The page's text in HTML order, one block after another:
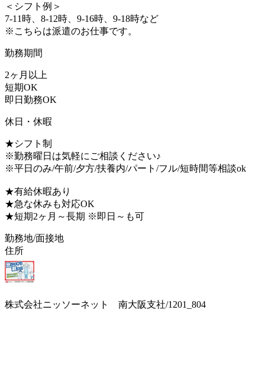
＜シフト例＞
7-11時、8-12時、9-16時、9-18時など
※こちらは派遣のお仕事です。
勤務期間
2ヶ月以上
短期OK
即日勤務OK
休日・休暇
★シフト制
※勤務曜日は気軽にご相談ください♪
※平日のみ/午前/夕方/扶養内/パート/フル/短時間等相談ok
★有給休暇あり
★急な休みも対応OK
★短期2ヶ月～長期 ※即日～も可
勤務地/面接地
住所
株式会社ニッソーネット 南大阪支社/1201_804